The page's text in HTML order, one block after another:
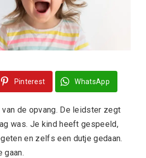
Pinterest WhatsApp
de opvang. De leidster zegt
was. Je kind heeft gespeeld,
en zelfs een dutje gedaan.
gaan.